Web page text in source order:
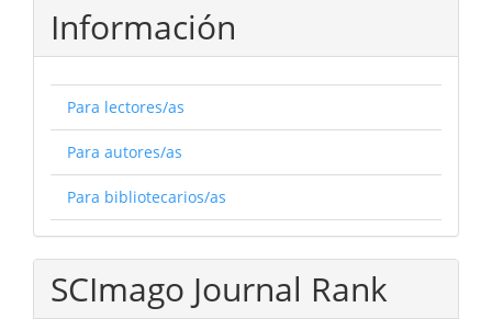
Información
Para lectores/as
Para autores/as
Para bibliotecarios/as
SCImago Journal Rank